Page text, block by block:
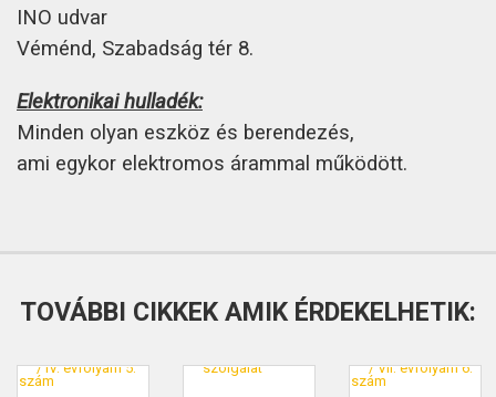
INO udvar
Véménd, Szabadság tér 8.
Elektronikai hulladék:
Minden olyan eszköz és berendezés,
ami egykor elektromos árammal működött.
TOVÁBBI CIKKEK AMIK ÉRDEKELHETIK: